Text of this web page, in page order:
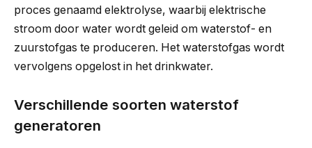
proces genaamd elektrolyse, waarbij elektrische
stroom door water wordt geleid om waterstof- en
zuurstofgas te produceren. Het waterstofgas wordt
vervolgens opgelost in het drinkwater.
Verschillende soorten waterstof
generatoren